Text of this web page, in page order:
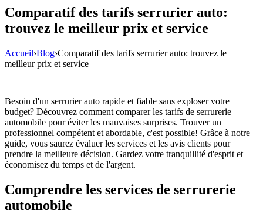
Comparatif des tarifs serrurier auto:
trouvez le meilleur prix et service
Accueil›Blog›Comparatif des tarifs serrurier auto: trouvez le
meilleur prix et service
Besoin d'un serrurier auto rapide et fiable sans exploser votre
budget? Découvrez comment comparer les tarifs de serrurerie
automobile pour éviter les mauvaises surprises. Trouver un
professionnel compétent et abordable, c'est possible! Grâce à notre
guide, vous saurez évaluer les services et les avis clients pour
prendre la meilleure décision. Gardez votre tranquillité d'esprit et
économisez du temps et de l'argent.
Comprendre les services de serrurerie
automobile